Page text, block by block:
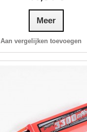
Meer
Aan vergelijken toevoegen